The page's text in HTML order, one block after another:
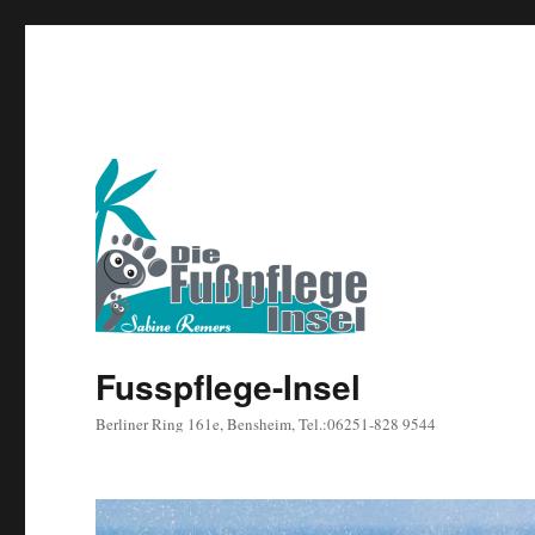
Fusspflege-Insel
Berliner Ring 161e, Bensheim, Tel.:06251-828 9544